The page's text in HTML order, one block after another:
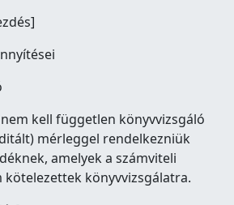
kell független könyvvizsgáló
mérleggel rendelkezniük
amelyek a számviteli
könyvvizsgálatra.